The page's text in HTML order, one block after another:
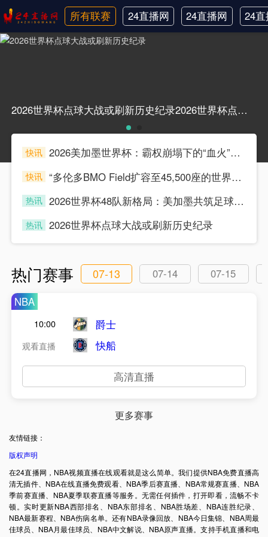
所有联赛
24直播网
日职联
24直播网
中甲
24
韩
2026世界杯点球大战或刷新历史纪录2026世界杯点球大战或刷新历史纪录
快讯
2026美加墨世界杯：霸权崩塌下的“血火”狂欢
快讯
“多伦多BMO Field扩容至45,500座的世界杯声场适配性仿真分析（2026）”
热讯
2026世界杯48队新格局：美加墨共筑足球盛宴，北美势力版图全面重构
热讯 2026世界杯点球大战或刷新历史纪录
热门赛事 07-13 07-14
07-15
NBA
10:00
观看直播
爵士
快船
高清直播
更多赛事
友情链接：
版权声明
在24直播网，NBA视频直播在线观看就是这么简单。我们提供NBA免费直播高
清无插件、NBA在线直播免费观看、NBA季后赛直播、NBA常规赛直播、NBA
季前赛直播、NBA夏季联赛直播等服务。无需任何插件，打开即看，流畅不卡
顿。实时更新NBA西部排名、NBA东部排名、NBA胜场差、NBA连胜纪录、
NBA最新赛程、NBA伤病名单。还有NBA录像回放、NBA今日集锦、NBA周最
佳球员、NBA月最佳球员、NBA中文解说、NBA原声直播。支持手机直播和电